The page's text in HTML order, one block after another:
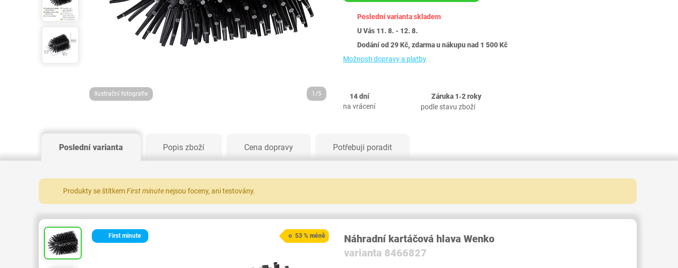
Ilustrační fotografie 1/5
Poslední varianta skladem
U Vás 11. 8. - 12. 8.
Dodání od 29 Kč, zdarma u nákupu nad 1 500 Kč
Možnosti dopravy a platby
14 dní
na vrácení
Záruka 1‐2 roky
podle stavu zboží
Poslední varianta Popis zboží Cena dopravy Potřebuji poradit
Produkty se štítkemFirst minute nejsou foceny, ani testovány.
First minute o 53 % méně
Náhradní kartáčová hlava Wenko
varianta 8466827